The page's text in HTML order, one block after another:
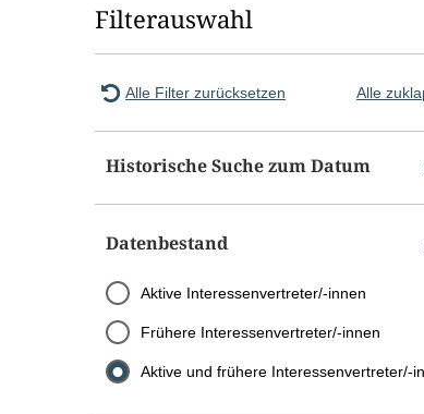
Filterauswahl
Alle Filter zurücksetzen Alle
Historische Suche zum Datum
Datenbestand
Aktive Interessenvertreter/-innen
Frühere Interessenvertreter/-innen
Aktive und frühere Interessenvertreter/-